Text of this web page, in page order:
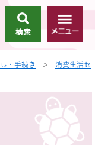
索
メ
ニ
ー
・手続き >
消費生活セ